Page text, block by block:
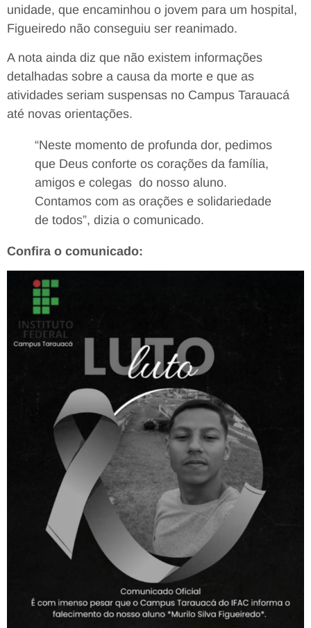
unidade, que encaminhou o jovem para um hospital,
Figueiredo não conseguiu ser reanimado.
A nota ainda diz que não existem informações
detalhadas sobre a causa da morte e que as
atividades seriam suspensas no Campus Tarauacá
até novas orientações.
“Neste momento de profunda dor, pedimos
que Deus conforte os corações da família,
amigos e colegas do nosso aluno.
Contamos com as orações e solidariedade
de todos”, dizia o comunicado.
Confira o comunicado: